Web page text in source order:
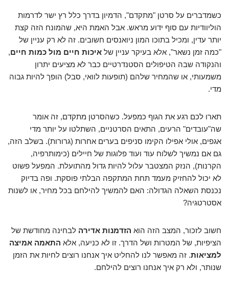
כשמדברים על סרטן "מתקדם", הדמיון בדרך כלל רץ ישר לדרמות
הוליוודיות עם סוף ידוע מראש. אבל האמת היא, שהמונח הזה קצת
יותר עדין, ומכיל בתוכו המון ניואנסים חשובים. זה לא רק עניין של
"כמה זמן נשאר", אלא בעיקר עניין של איכות חיים מול כמות חיים,
והנקודה שבה הטיפולים הסטנדרטיים כבר לא מציעים יתרון
משמעותי, או שהמחיר שלהם (תופעות לוואי, סבל) הופך להיות גבוה
מדי.
תארו לכם רגע את הגוף כמפעל. כשהסרטן מתקדם, זה אומר
שה"עובדים" הרעים, התאים הסרטניים, השתלטו על יותר מדי
אגפים, אולי אפילו הקימו סניפים בערים אחרות (גרורות). בשלב הזה,
גם אם נמשיך לשלוח עוד ועוד פלוגות של חיילים (כימותרפיה,
הקרנות), הנזק המצטבר עלול להיות גדול מהתועלת. המפעל פשוט
לא יכול להחזיק מעמד תחת המתקפה הבלתי פוסקת. ופה בדיוק
נכנסת השאלה הגדולה: האם להמשיך להילחם בכל מחיר, או לשנות
אסטרטגיה?
חשוב לזכור, המצב הזה הוא הזדמנות אדירה לבחינה מחודשת של
הציפיות, של המטרות ושל הדרך. זו לא כניעה, אלא התאמה אמיצה
למציאות. זה מאפשר לנו להחליט איך אנחנו רוצים לחיות את הזמן
שנותר, ולא רק איך אנחנו רוצים להילחם.